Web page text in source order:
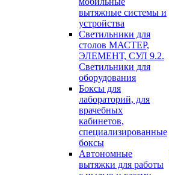
вытяжные системы и
устройства
Светильники для
столов МАСТЕР,
ЭЛЕМЕНТ, СУЛ 9.2.
Светильники для
оборудования
Боксы для
лабораторий, для
врачебных
кабинетов,
специализированные
боксы
Автономные
вытяжки для работы